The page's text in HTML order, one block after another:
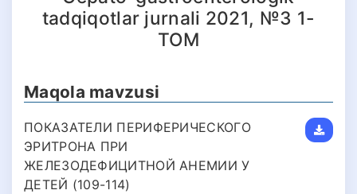
tadqiqotlar jurnali 2021, №3 1-
TOM
Maqola mavzusi
ПОКАЗАТЕЛИ ПЕРИФЕРИЧЕСКОГО
ЭРИТРОНА ПРИ
ЖЕЛЕЗОДЕФИЦИТНОЙ АНЕМИИ У
ДЕТЕЙ (109-114)